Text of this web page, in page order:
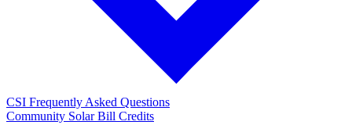
CSI Frequently Asked Questions​​​​‌ ‍ ​‍​‍‌‍ ‌ ​‍‌‍‍‌‌‍‌ ‌‍‍‌‌‍ ‍​‍​‍​ ‍‍​‍​‍‌ ​ ‌‍​‌‌‍ ‍‌‍‍‌‌ ‌​‌ ‍‌​‍ ‍‌‍‍‌‌‍ ​‍​‍​‍ ​​‍​‍‌‍‍​‌ ​‍‌‍‌‌‌‍‌‍​‍​‍​ ‍‍​‍​‍‌‍‍​‌ ‌​‌ ‌​‌ ​​​ ‍‍​‍ ​‍ ‌‍ ​‌‍ ‌‍​ ‌‍​‌‌‍ ​‌‍‍​‌‍ ‌ ​ ‌ ‌​​ ‍‍​ ​ ​ ​ ​ ​ ​ ​ ​‍ ‌‍‍‌‌‍ ‍‌ ‌​‌‍‌‌‌‍ ‍‌ ‌​​‍ ‌‍‌‌‌‍‌​‌‍‍‌‌ ‌​​‍ ‌‍ ‌‌‍ ‌‍‌​‌‍‌‌​ ‌‌ ​​‌ ​‍‌‍‌‌‌ ​ ‌‍‌‌‌‍ ‍‌ ‌​‌‍​‌‌ ‌​‌‍‍‌‌‍ ‌‍ ‍​ ‍ ‌‍‍‌‌‍‌​​ ‌​ ​​​ ‌‌​ ‌ ‌‍​‍​ ‌‍‌‍‌‌​ ‌‌‌‍​‌​‍ ‌‌‍‌​​ ‌‌​ ‍​‌‍​‌​‍ ‌​ ‌​​ ‌​​ ‍‌​ ​‍​‍ ‌​ ‍‌‌‍​‍​ ​‌​ ​ ​‍ ‌​ ​​​ ‌​​ ‌​‌‍‌​​ ‌‍​ ‌ ‌‍​ ‌‍‌​​ ‌‍​ ‌​​ ​ ​ ​​​ ‍ ‌ ‌​‌ ‍‌‌ ​​‌‍‌‌​ ‌‌‍‍​‌‍‌‌‌‍ ​‌ ​​‌‌‌​‌‍ ‌ ​​‌‍‍‌‌‍​ ​ ‍ ‌ ​​‌‍​‌‌ ‌​‌‍‍​​ ‌‌ ‌​‌‍‍‌‌ ‌​‌‍ ​‌‍‌‌​ ‌‍​‍‌‍​‌‌ ​ ‌‍‌‌‌‌‌‌‌ ​‍‌‍ ​​ ‌‌‍‍​‌ ‌​‌ ‌​‌ ​​​‍‌‌​ ​ ‌​​‌​‍‌‌​ ​‍‌​‌‍​‍‌‌​ ​‍‌​‌‍‌‍ ​‌‍ ‌‍​ ‌‍​‌‌‍ ​‌‍‍​‌‍ ‌ ​ ‌ ‌​​‍‌‌​ ​ ‌​​‌​ ​ ​ ​ ​ ​ ​ ​ ​‍‌‍‌‍‍‌‌‍‌​​ ‌​ ​​​ ‌‌​ ‌ ‌‍​‍​ ‌‍‌‍‌‌​ ‌‌‌‍​‌​‍ ‌‌‍‌​​ ‌‌​ ‍​‌‍​‌​‍ ‌​ ‌​​ ‌​​ ‍‌​ ​‍​‍ ‌​ ‍‌‌‍​‍​ ​‌​ ​ ​‍ ‌​ ​​​ ‌​​ ‌​‌‍‌​​ ‌‍​ ‌ ‌‍​ ‌‍‌​​ ‌‍​ ‌​​ ​ ​ ​​​‍‌‍‌ ‌​‌ ‍‌‌ ​​‌‍‌‌​ ‌‌‍‍​‌‍‌‌‌‍ ​‌ ​​‌‌‌​‌‍ ‌ ​​‌‍‍‌‌‍​ ​‍‌‍‌ ​​‌‍​‌‌ ‌​‌‍‍​​ ‌‌ ‌​‌‍‍‌‌ ‌​‌‍ ​‌‍‌‌​‍‌‍‌ ​​‌‍‌‌‌ ​‍‌ ​ ‌ ​​‌‍‌‌‌‍​ ‌ ‌​‌‍‍‌‌ ‌‍‌‍‌‌​ ‌‌ ​​‌ ‌‌‌‍​‍‌‍ ​‌‍‍‌‌ ​ ‌‍‍​‌‍‌‌‌‍‌​​‍​‍‌ ‌
Community Solar Bill Credits​​​​‌ ‍ ​‍​‍‌‍ ‌ ​‍‌‍‍‌‌‍‌ ‌‍‍‌‌‍ ‍​‍​‍​ ‍‍​‍​‍‌ ​ ‌‍​‌‌‍ ‍‌‍‍‌‌ ‌​‌ ‍‌​‍ ‍‌‍‍‌‌‍ ​‍​‍​‍ ​​‍​‍‌‍‍​‌ ​‍‌‍‌‌‌‍‌‍​‍​‍​ ‍‍​‍​‍‌‍‍​‌ ‌​‌ ‌​‌ ​​​ ‍‍​‍ ​‍ ‌‍ ​‌‍ ‌‍​ ‌‍​‌‌‍ ​‌‍‍​‌‍ ‌ ​ ‌ ‌​​ ‍‍​ ​ ​ ​ ​ ​ ​ ​ ​‍ ‌‍‍‌‌‍ ‍‌ ‌​‌‍‌‌‌‍ ‍‌ ‌​​‍ ‌‍‌‌‌‍‌​‌‍‍‌‌ ‌​​‍ ‌‍ ‌‌‍ ‌‍‌​‌‍‌‌​ ‌‌ ​​‌ ​‍‌‍‌‌‌ ​ ‌‍‌‌‌‍ ‍‌ ‌​‌‍​‌‌ ‌​‌‍‍‌‌‍ ‌‍ ‍​ ‍ ‌‍‍‌‌‍‌​​ ‌​ ​​​ ‌‍‌‍​‍​ ‌‌‌‍​‌​ ​‍​ ‍‌‌‍​‍​‍ ‌​ ‌ ‌‍‌‌​ ​ ‌‍​‍​‍ ‌​ ‌​​ ‌‍​ ‌ ‌‍​ ​‍ ‌‌‍​‍‌‍​ ​ ‍‌​ ‍​​‍ ‌‌‍‌‍​ ‌‌​ ​​​ ​ ‌‍​‍​ ​​‌‍​‌​ ​‍​ ‌‍‌‍‌​​ ​ ‌‍​‌​ ‍ ‌ ‌​‌ ‍‌‌ ​​‌‍‌‌​ ‌‌‍‍​‌‍‌‌‌‍ ​‌ ​​‌‌‌​‌‍ ‌ ​​‌‍‍‌‌‍​ ​ ‍ ‌ ​​‌‍​‌‌ ‌​‌‍‍​​ ‌‌ ‌​‌‍‍‌‌ ‌​‌‍ ​‌‍‌‌​ ‌‍​‍‌‍​‌‌ ​ ‌‍‌‌‌‌‌‌‌ ​‍‌‍ ​​ ‌‌‍‍​‌ ‌​‌ ‌​‌ ​​​‍‌‌​ ​ ‌​​‌​‍‌‌​ ​‍‌​‌‍​‍‌‌​ ​‍‌​‌‍‌‍ ​‌‍ ‌‍​ ‌‍​‌‌‍ ​‌‍‍​‌‍ ‌ ​ ‌ ‌​​‍‌‌​ ​ ‌​​‌​ ​ ​ ​ ​ ​ ​ ​ ​‍‌‍‌‍‍‌‌‍‌​​ ‌​ ​​​ ‌‍‌‍​‍​ ‌‌‌‍​‌​ ​‍​ ‍‌‌‍​‍​‍ ‌​ ‌ ‌‍‌‌​ ​ ‌‍​‍​‍ ‌​ ‌​​ ‌‍​ ‌ ‌‍​ ​‍ ‌‌‍​‍‌‍​ ​ ‍‌​ ‍​​‍ ‌‌‍‌‍​ ‌‌​ ​​​ ​ ‌‍​‍​ ​​‌‍​‌​ ​‍​ ‌‍‌‍‌​​ ​ ‌‍​‌​‍‌‍‌ ‌​‌ ‍‌‌ ​​‌‍‌‌​ ‌‌‍‍​‌‍‌‌‌‍ ​‌ ​​‌‌‌​‌‍ ‌ ​​‌‍‍‌‌‍​ ​‍‌‍‌ ​​‌‍​‌‌ ‌​‌‍‍​​ ‌‌ ‌​‌‍‍‌‌ ‌​‌‍ ​‌‍‌‌​‍‌‍‌ ​​‌‍‌‌‌ ​‍‌ ​ ‌ ​​‌‍‌‌‌‍​ ‌ ‌​‌‍‍‌‌ ‌‍‌‍‌‌​ ‌‌ ​​‌ ‌‌‌‍​‍‌‍ ​‌‍‍‌‌ ​ ‌‍‍​‌‍‌‌‌‍‌​​‍​‍‌ ‌